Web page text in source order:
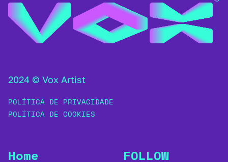
2024 © Vox Artist
POLÍTICA DE PRIVACIDADE
POLÍTICA DE COOKIES
Home FOLLOW